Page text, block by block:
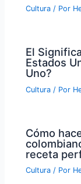
Cultura / Por
El
Estados
Uno?
Cultura / Por
Cómo
receta
Cultura / Por